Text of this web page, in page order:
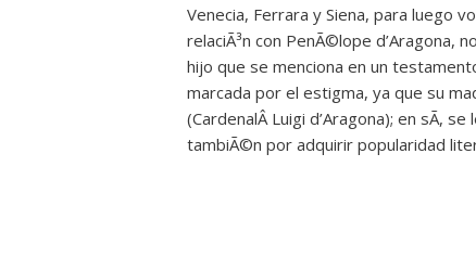
Venecia, Ferrara y Siena, para luego
relaciÃ³n con PenÃ©lope d’Aragona,
hijo que se menciona en un
marcada por el estigma, ya que su
(CardenalÂ Luigi d’Aragona); en sÃ­,
tambiÃ©n por adquirir popularidad